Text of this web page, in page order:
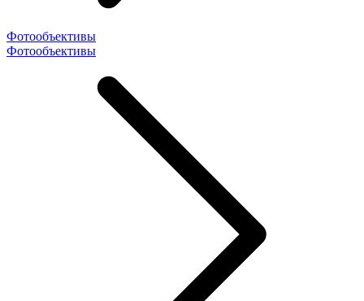
Фотообъективы
Фотообъективы